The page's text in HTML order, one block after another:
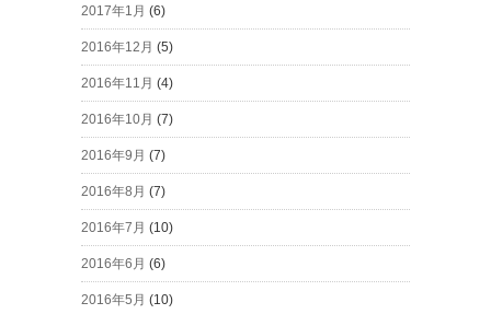
2017年1月 (6)
2016年12月 (5)
2016年11月 (4)
2016年10月 (7)
2016年9月 (7)
2016年8月 (7)
2016年7月 (10)
2016年6月 (6)
2016年5月 (10)